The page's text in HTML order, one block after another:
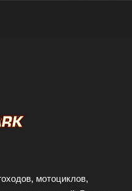
мотоциклов,